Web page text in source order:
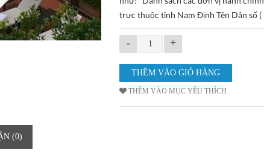
trực thuộc tỉnh Nam Định Tên Dân số (
- +
THÊM VÀO MỤC YÊU THÍCH
(0)